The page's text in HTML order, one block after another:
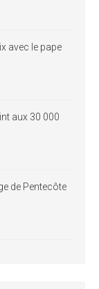
avec le pape
aux 30 000
de Pentecôte